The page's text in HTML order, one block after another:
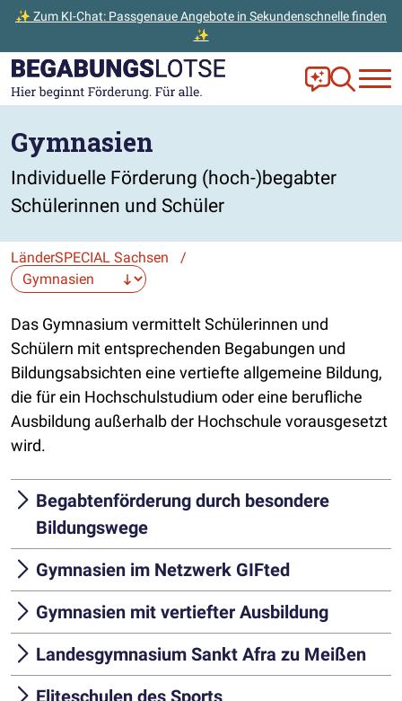
✨ Zum KI-Chat: Passgenaue Angebote in Sekundenschnelle finden
✨
Zum Hauptinhalt der Seite springen
Zur Startseite gehen Frag Ella!
Zur
Gymnasien
Individuelle Förderung (hoch-)begabter
Schülerinnen und Schüler
LänderSPECIAL Sachsen /
Die Auswahl navigiert direkt zur gewählten Seite.
Das Gymnasium vermittelt Schülerinnen und
Schülern mit entsprechenden Begabungen und
Bildungsabsichten eine vertiefte allgemeine Bildung,
die für ein Hochschulstudium oder eine berufliche
Ausbildung außerhalb der Hochschule vorausgesetzt
wird.
Begabtenförderung durch besondere
Bildungswege
Gymnasien im Netzwerk GIFted
Gymnasien mit vertiefter Ausbildung
Landesgymnasium Sankt Afra zu Meißen
Eliteschulen des Sports